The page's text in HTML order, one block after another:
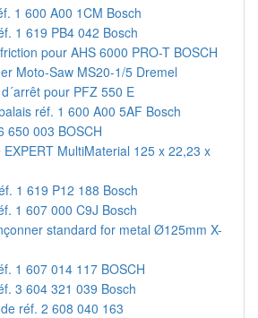
1 600 A00 1CM Bosch
1 619 PB4 042 Bosch
pour AHS 6000 PRO-T BOSCH
Moto-Saw MS20-1/5 Dremel
pour PFZ 550 E
réf. 1 600 A00 5AF Bosch
650 003 BOSCH
MultiMaterial 125 x 22,23 x
1 619 P12 188 Bosch
1 607 000 C9J Bosch
standard for metal Ø125mm X-
1 607 014 117 BOSCH
3 604 321 039 Bosch
réf. 2 608 040 163